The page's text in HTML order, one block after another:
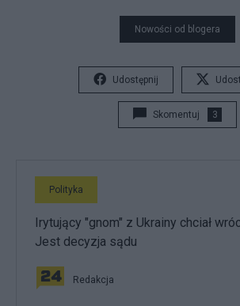
Nowości od blogera
Udostępnij
Skomentuj 3
Polityka
Irytujący "gnom" z Ukrainy chciał
Jest decyzja sądu
Redakcja